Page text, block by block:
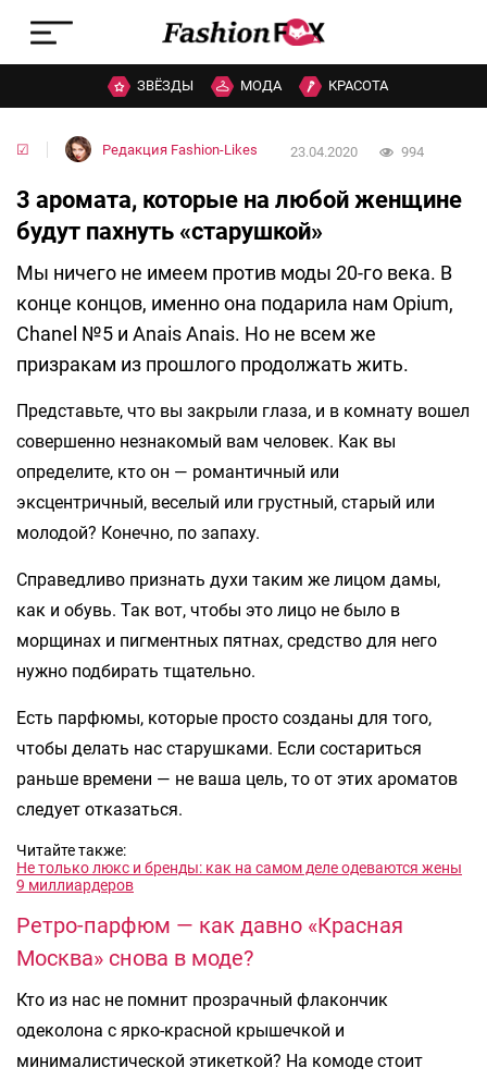
ЗВЁЗДЫ МОДА КРАСОТА
☑ Редакция Fashion-Likes 23.04.2020 994
3 аромата, которые на любой женщине
будут пахнуть «старушкой»
Мы ничего не имеем против моды 20-го века. В
конце концов, именно она подарила нам Opium,
Chanel №5 и Anais Anais. Но не всем же
призракам из прошлого продолжать жить.
Представьте, что вы закрыли глаза, и в комнату вошел
совершенно незнакомый вам человек. Как вы
определите, кто он — романтичный или
эксцентричный, веселый или грустный, старый или
молодой? Конечно, по запаху.
Справедливо признать духи таким же лицом дамы,
как и обувь. Так вот, чтобы это лицо не было в
морщинах и пигментных пятнах, средство для него
нужно подбирать тщательно.
Есть парфюмы, которые просто созданы для того,
чтобы делать нас старушками. Если состариться
раньше времени — не ваша цель, то от этих ароматов
следует отказаться.
Читайте также:
Не только люкс и бренды: как на самом деле одеваются жены
9 миллиардеров
Ретро-парфюм — как давно «Красная
Москва» снова в моде?
Кто из нас не помнит прозрачный флакончик
одеколона с ярко-красной крышечкой и
минималистической этикеткой? На комоде стоит